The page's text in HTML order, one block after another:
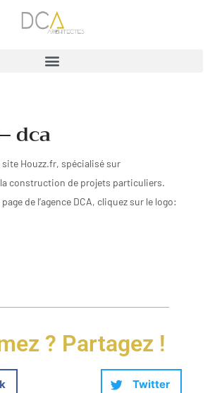
dca
site Houzz.fr, spécialisé sur
la construction de projets particuliers.
de l’agence DCA, cliquez sur le logo:
? Partagez !
Twitter